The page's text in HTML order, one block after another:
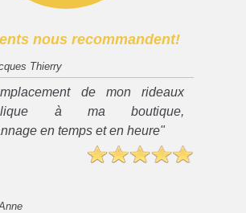
nous recommandent!
Thierry
de mon rideaux
à ma boutique,
en temps et en heure"